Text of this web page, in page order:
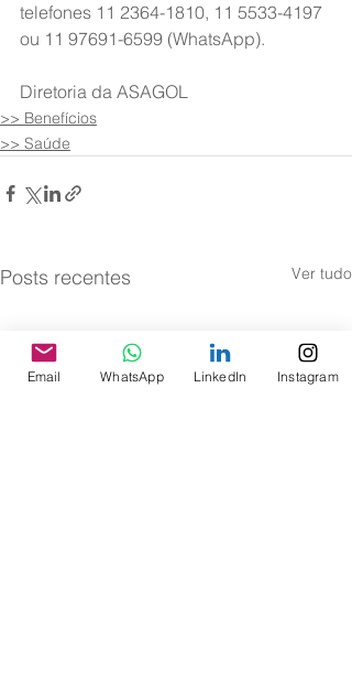
telefones 11 2364-1810, 11 5533-4197
ou 11 97691-6599 (WhatsApp).
Diretoria da ASAGOL
>> Benefícios
>> Saúde
Posts recentes Ver tudo
Email WhatsApp LinkedIn Instagram